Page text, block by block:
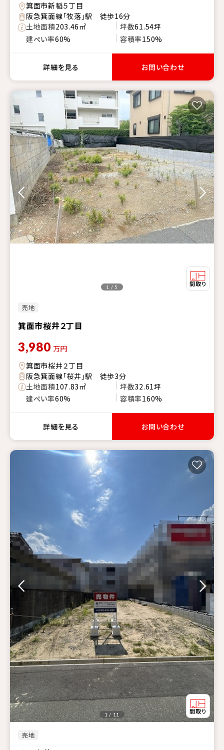
箕面市新稲５丁目
阪急箕面線「牧落」駅 徒歩16分
土地面積203.46㎡ 坪数61.54坪
建ぺい率60% 容積率150%
詳細を見る お問い合わせ
売地
箕面市桜井２丁目
1 / 5
3,980 万円
箕面市桜井２丁目
阪急箕面線「桜井」駅 徒歩3分
土地面積107.83㎡ 坪数32.61坪
建ぺい率60% 容積率160%
詳細を見る お問い合わせ
売地
1 / 11